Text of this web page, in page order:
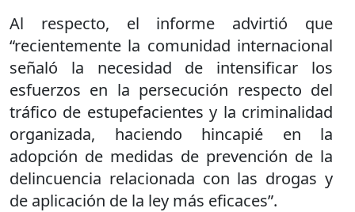
Al respecto, el informe advirtió que
“recientemente la comunidad internacional
señaló la necesidad de intensificar los
esfuerzos en la persecución respecto del
tráfico de estupefacientes y la criminalidad
organizada, haciendo hincapié en la
adopción de medidas de prevención de la
delincuencia relacionada con las drogas y
de aplicación de la ley más eficaces”.